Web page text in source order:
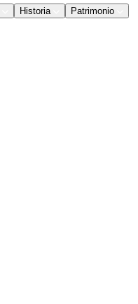
Historia
Patrimonio